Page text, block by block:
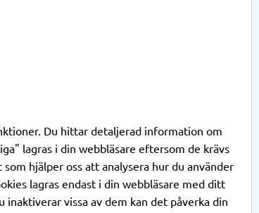
Du hittar detaljerad information om
lagras i din webbläsare eftersom de krävs
hjälper oss att analysera hur du använder
lagras endast i din webbläsare med ditt
inaktiverar vissa av dem kan det påverka din